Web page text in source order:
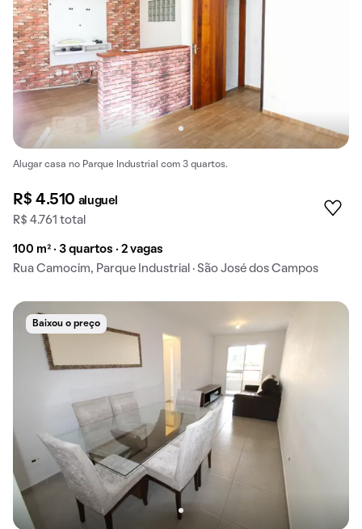
Alugar casa no Parque Industrial com 3 quartos.
R$ 4.510 aluguel
R$ 4.761 total
100 m² · 3 quartos · 2 vagas
Rua Camocim, Parque Industrial · São José dos Campos
Baixou o preço